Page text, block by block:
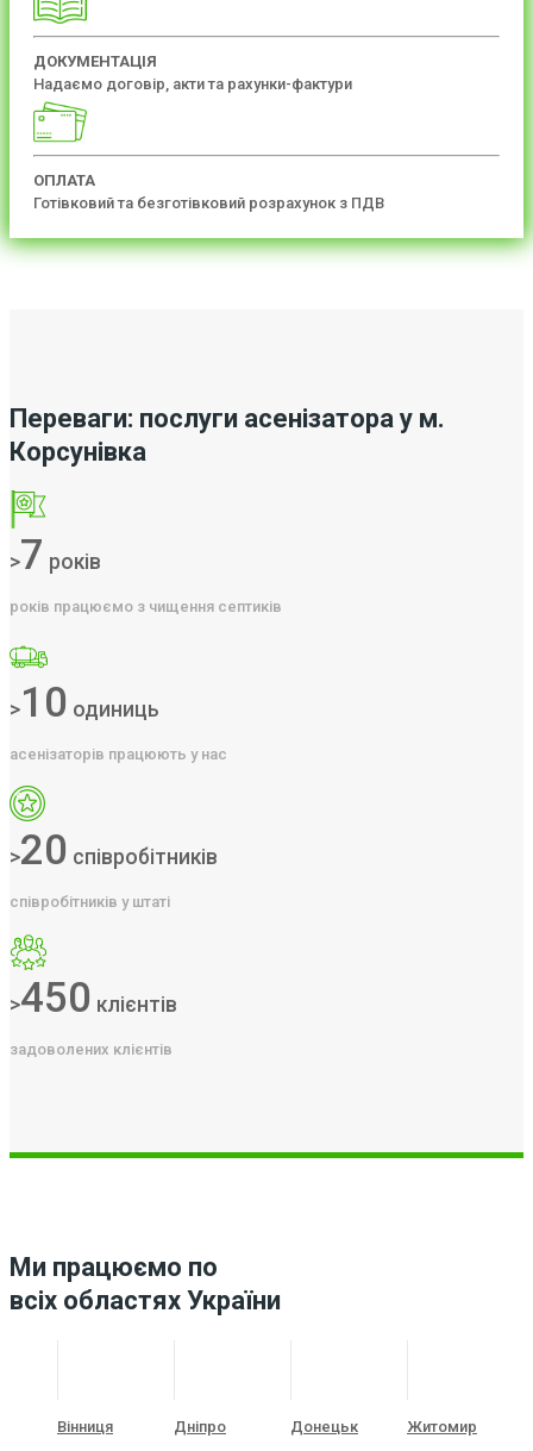
ДОКУМЕНТАЦІЯ
Надаємо договір, акти та рахунки-фактури
ОПЛАТА
Готівковий та безготівковий розрахунок з ПДВ
Переваги: послуги асенізатора у м.
Корсунівка
>7 років
років працюємо з чищення септиків
>10 одиниць
асенізаторів працюють у нас
>20 співробітників
співробітників у штаті
>450 клієнтів
задоволених клієнтів
Ми працюємо по
всіх областях України
Вінниця Дніпро Донецьк Житомир